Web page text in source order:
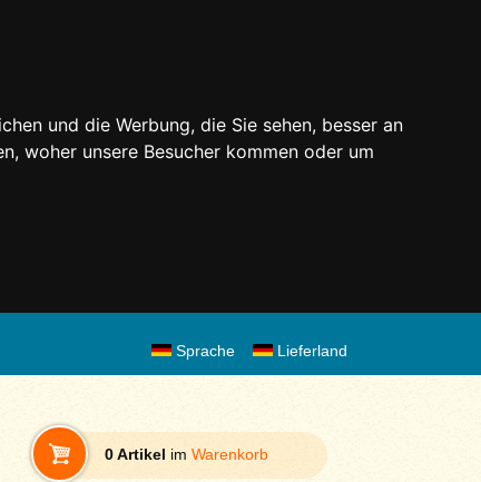
und die Werbung, die Sie sehen, besser an
woher unsere Besucher kommen oder um
Lieferland
Sprache
0 Artikel im Warenkorb